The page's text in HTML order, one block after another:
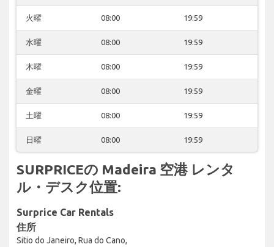
火曜 08:00 19:59
水曜 08:00 19:59
木曜 08:00 19:59
金曜 08:00 19:59
土曜 08:00 19:59
日曜 08:00 19:59
SURPRICEの Madeira 空港 レンタ
ル・デスク位置:
Surprice Car Rentals
住所
Sitio do Janeiro, Rua do Cano,